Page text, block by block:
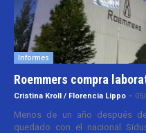
Informes
Roemmers compra
Cristina Kroll / Florencia Lippo -
Menos de un año después
quedado con el nacional